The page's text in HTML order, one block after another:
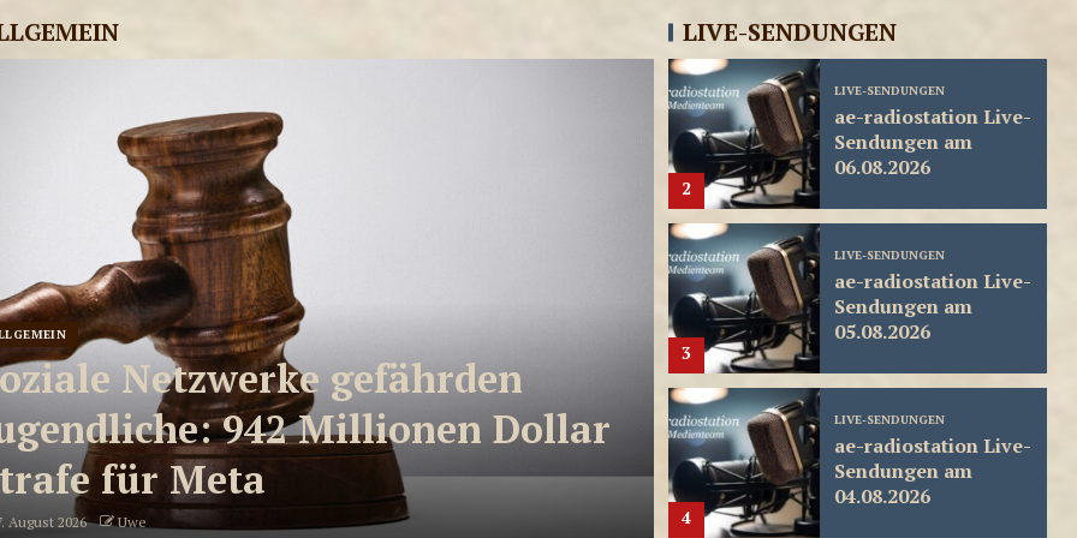
Netzwerke gefährden
942 Millionen Dollar
für Meta
August 2026 Uwe
ALLGEMEIN
Ferienjob: DAS
Studenten & Eltern
7. August 2026 Esther
LIVE-SENDUNGEN
1
2
LIVE-SENDUNGEN
ae-radiostation Live-
Sendungen am
06.08.2026
3
LIVE-SENDUNGEN
ae-radiostation Live-
Sendungen am
05.08.2026
4
LIVE-SENDUNGEN
ae-radiostation Live-
Sendungen am
04.08.2026